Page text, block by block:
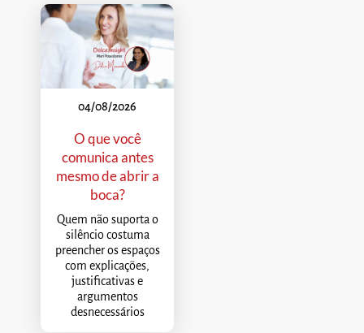
04/08/2026
O que você
comunica antes
mesmo de abrir a
boca?
Quem não suporta o
silêncio costuma
preencher os espaços
com explicações,
justificativas e
argumentos
desnecessários